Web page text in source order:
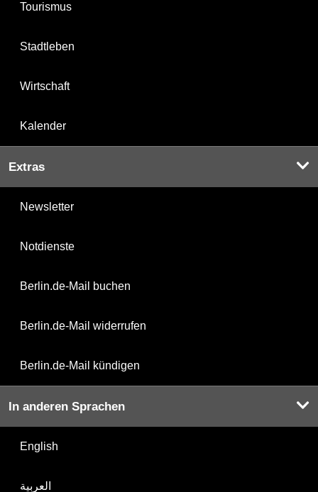
Tourismus
Stadtleben
Wirtschaft
Kalender
Extras
Newsletter
Notdienste
Berlin.de-Mail buchen
Berlin.de-Mail widerrufen
Berlin.de-Mail kündigen
In anderen Sprachen
English
العربية